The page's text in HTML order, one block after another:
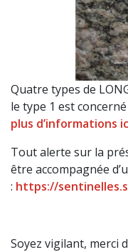
Quatre types de
le type 1 est
plus d’informations
Tout alerte sur la
être accompagnée
: https://
Soyez vigilant, merci